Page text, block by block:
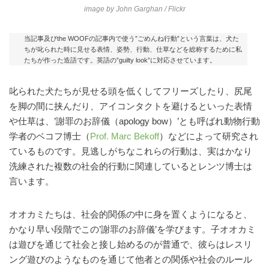
image byJohn Garghan / Flickr
当記事及びthe WOOFの記事内で使う”ごめんね行動”という言葉は、犬た
ちが叱られた時に見せる表情、姿勢、行動、仕草などを総称するために私
たちが作った造語です。英語の”guilty look”に対応させています。
叱られた犬たちが見せる頭を低くしてフリーズしたり、尻尾
を脚の間に挟んだり、アイコンタクトを避けるといった表情
や仕草は、’謝罪のお辞儀（apology bow）’とも呼ばれ動物行動
学者のベコフ博士（Prof. Marc Bekoff）などによって研究され
ているものです。見逃しがちなこれらの行動は、実はかなり
洗練された複数の社会的行動に関連しているとレンツ博士は
言います。
オオカミたちは、社会的関係の中に身を置くようになると、
かなり早い段階でこの’謝罪のお辞儀’を学びます。子オオカミ
は遊びを通じて社会と接し始めるのが普通で、彼らはレスリ
ング遊びのようなものを通じて他者との関係や社会のルール